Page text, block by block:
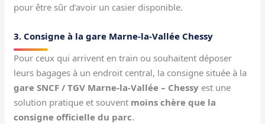
pour être sûr d’avoir un casier disponible.
3. Consigne à la gare Marne-la-Vallée Chessy
Pour ceux qui arrivent en train ou souhaitent déposer
leurs bagages à un endroit central, la consigne située à la
gare SNCF / TGV Marne-la-Vallée – Chessy est une
solution pratique et souvent moins chère que la
consigne officielle du parc.